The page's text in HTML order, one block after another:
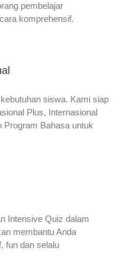
pembelajar
komprehensif.
siswa. Kami siap
Plus, Internasional
Program Bahasa untuk
Intensive Quiz dalam
membantu Anda
fun dan selalu